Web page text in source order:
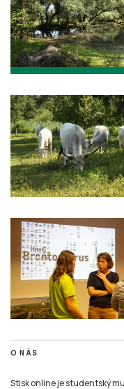
O NÁS
Stisk online je studentský